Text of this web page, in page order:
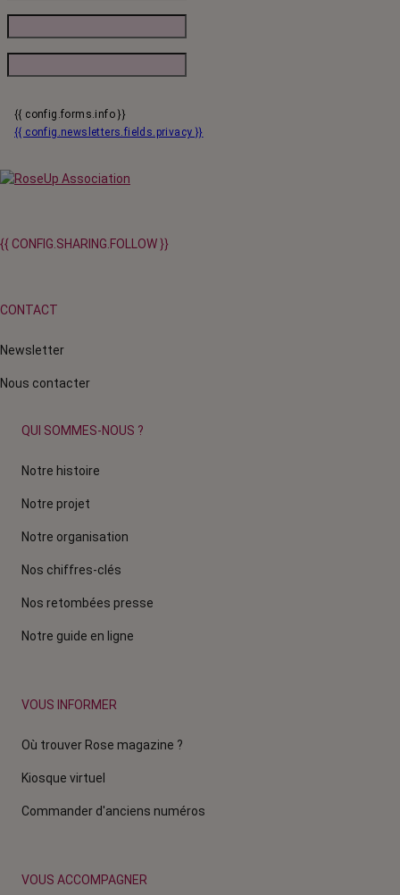
{{ config.forms.info }}
{{ config.newsletters.fields.privacy }}
{{ CONFIG.SHARING.FOLLOW }}
CONTACT
Newsletter
Nous contacter
QUI SOMMES-NOUS ?
Notre histoire
Notre projet
Notre organisation
Nos chiffres-clés
Nos retombées presse
Notre guide en ligne
VOUS INFORMER
Où trouver Rose magazine ?
Kiosque virtuel
Commander d'anciens numéros
VOUS ACCOMPAGNER